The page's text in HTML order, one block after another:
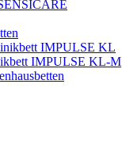
IMPULSE KL
IMPULSE KL-M